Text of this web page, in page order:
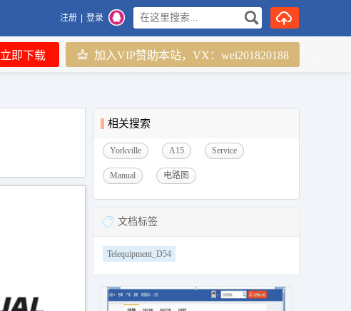
注册 登录
立即下载 加入VIP赞助本站，VX：wei201820188
相关搜索
Yorkville A15 Service
Manual 电路图
文档标签
Telequipment_D54